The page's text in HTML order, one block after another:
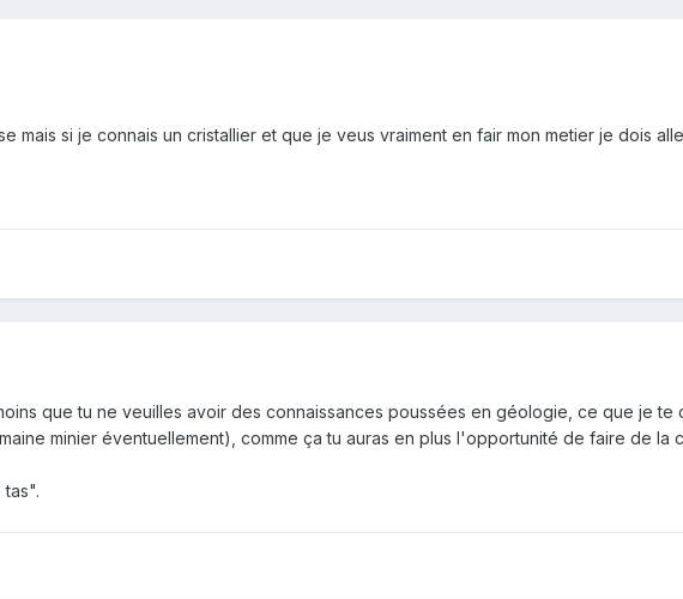
mais si je connais un cristallier et que je veus vraiment en fair mon metier je dois
que tu ne veuilles avoir des connaissances poussées en géologie, ce que je te
minier éventuellement), comme ça tu auras en plus l'opportunité de faire de la